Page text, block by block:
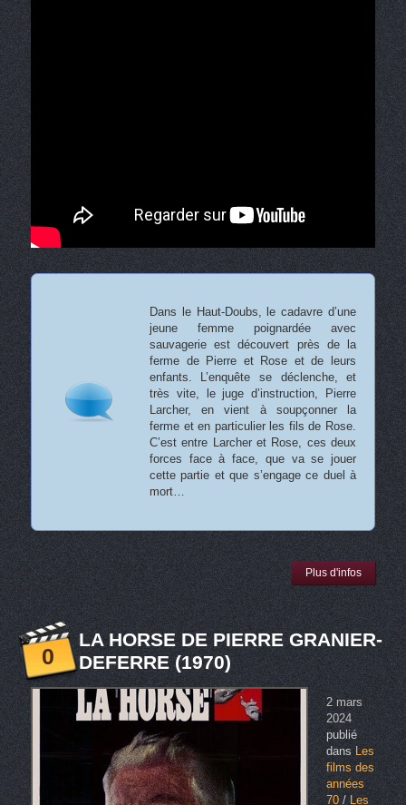
Dans le Haut-Doubs, le cadavre d’une
jeune femme poignardée avec
sauvagerie est découvert près de la
ferme de Pierre et Rose et de leurs
enfants. L’enquête se déclenche, et
très vite, le juge d’instruction, Pierre
Larcher, en vient à soupçonner la
ferme et en particulier les fils de Rose.
C’est entre Larcher et Rose, ces deux
forces face à face, que va se jouer
cette partie et que s’engage ce duel à
mort…
Plus d'infos
0
LA HORSE DE PIERRE GRANIER-
DEFERRE (1970)
2 mars
2024
publié
dansLes
films des
années
70/ Les